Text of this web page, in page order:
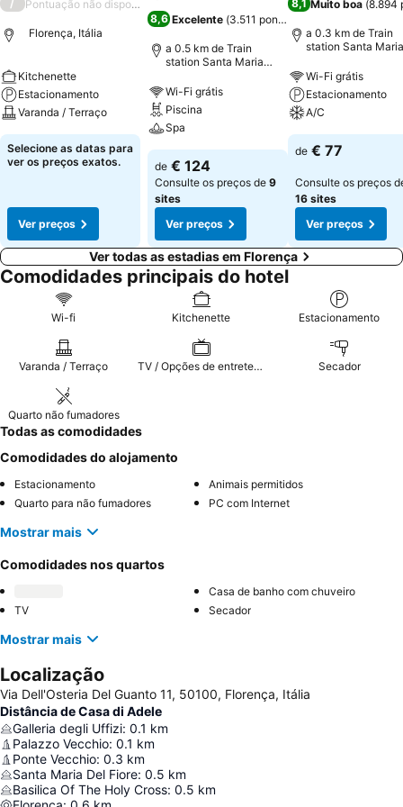
/ Pontuação não disponível
Florença, Itália
Kitchenette
Estacionamento
Varanda / Terraço
Selecione as datas para
ver os preços exatos.
Ver preços
8,6 Excelente (3.511 pontuações
a 0.5 km de Train
station Santa Maria
Wi-Fi grátis
Piscina
Spa
de € 124
Consulte os preços de 9
sites
Ver preços
8,1 Muito boa (8.894
a 0.3 km de Train
station Santa Maria
Wi-Fi grátis
Estacionamento
A/C
de € 77
Consulte os preços
16 sites
Ver preços
Ver todas as estadias em Florença
Comodidades principais do hotel
Wi-fi Kitchenette Estacionamento
Varanda / Terraço TV / Opções de entretenimento Secador
Quarto não fumadores
Todas as comodidades
Comodidades do alojamento
Estacionamento
Animais permitidos
Quarto para não fumadores
PC com Internet
Mostrar mais
Comodidades nos quartos
Casa de banho com chuveiro
TV
Secador
Mostrar mais
Localização
Via Dell'Osteria Del Guanto 11, 50100, Florença, Itália
Distância de Casa di Adele
Galleria degli Uffizi: 0.1 km
Palazzo Vecchio: 0.1 km
Ponte Vecchio: 0.3 km
Santa Maria Del Fiore: 0.5 km
Basilica Of The Holy Cross: 0.5 km